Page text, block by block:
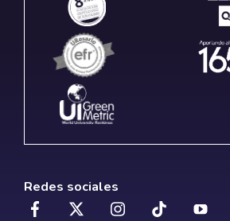
Redes sociales